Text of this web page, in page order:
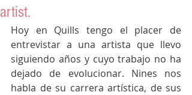
artist.
Hoy en Quills tengo el placer de
entrevistar a una artista que llevo
siguiendo años y cuyo trabajo no ha
dejado de evolucionar. Nines nos
habla de su carrera artística, de sus